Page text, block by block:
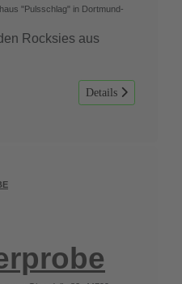
"Pulsschlag" in Dortmund-
Rocksies aus
Details